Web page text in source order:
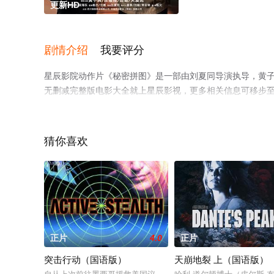
更新HD
剧情介绍 我要评分
星辰影院动作片《秘密拼图》是一部由刘夏同导演执导，黄
无删减完整版电影大全就上星辰影视，更多相关信息可移步
猜你喜欢
正片 4.0
突击行动（国语版）
正片
天崩地裂 上（国语版）